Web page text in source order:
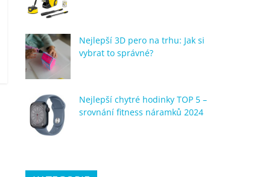
Nejlepší 3D pero na trhu: Jak si
vybrat to správné?
Nejlepší chytré hodinky TOP 5 –
srovnání fitness náramků 2024